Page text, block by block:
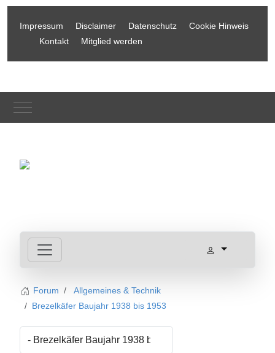
Impressum Disclaimer Datenschutz
Cookie Hinweis
Kontakt
Mitglied werden
Mobile Menu Toggle
Forum
Allgemeines & Technik
Brezelkäfer Baujahr 1938 bis 1953